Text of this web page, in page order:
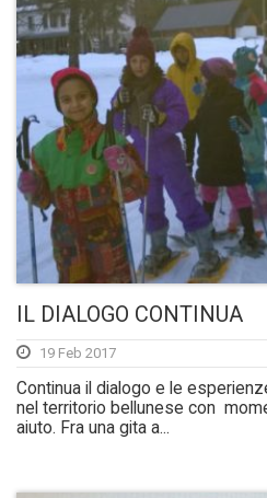
IL DIALOGO CONTINUA
19 Feb 2017
Continua il dialogo e le
nel territorio bellunese con
aiuto. Fra una gita a...